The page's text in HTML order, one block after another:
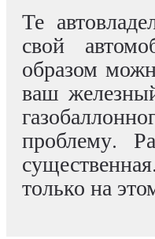
Те
свой
образом
ваш
проблему.
только на